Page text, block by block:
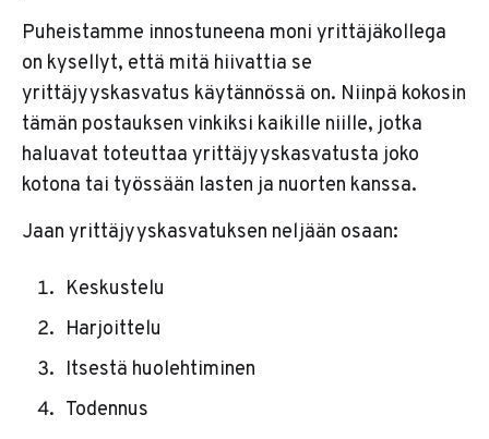
Puheistamme innostuneena moni yrittäjäkollega
on kysellyt, että mitä hiivattia se
yrittäjyyskasvatus käytännössä on. Niinpä kokosin
tämän postauksen vinkiksi kaikille niille, jotka
haluavat toteuttaa yrittäjyyskasvatusta joko
kotona tai työssään lasten ja nuorten kanssa.
Jaan yrittäjyyskasvatuksen neljään osaan:
Keskustelu
Harjoittelu
Itsestä huolehtiminen
Todennus